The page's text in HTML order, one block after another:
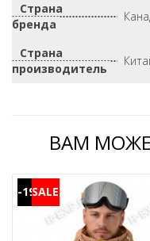
Страна
бренда
Страна
производитель
ВАМ
-19%